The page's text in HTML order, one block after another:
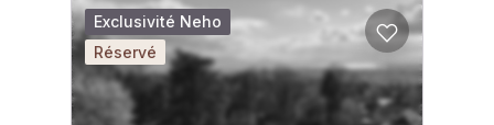
Exclusivité Neho
Réservé